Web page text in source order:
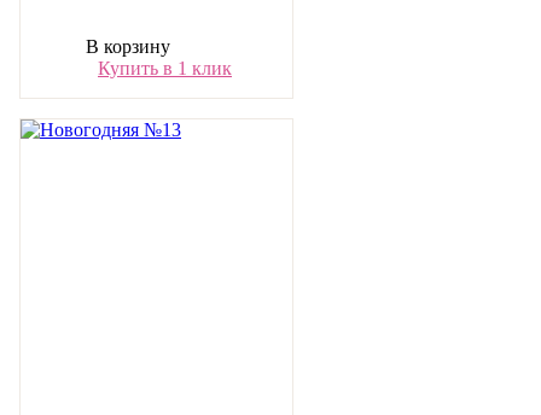
В корзину
Купить в 1 клик